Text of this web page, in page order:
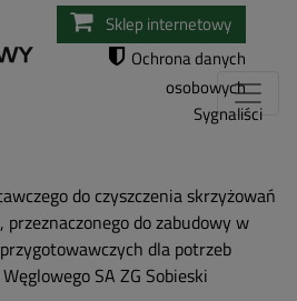
Przejdź
do
Sklep internetowy
Ochrona danych
osobowych
Sygnaliści
do czyszczenia skrzyżowań
do zabudowy w
dla potrzeb
SA ZG Sobieski